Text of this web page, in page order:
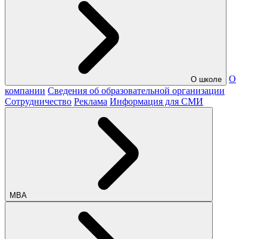
О школе
О
компании Сведения об образовательной организации
Сотрудничество Реклама Информация для СМИ
МВА